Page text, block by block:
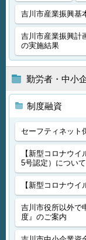
吉川市産業振興基
吉川市産業振興計
の実施結果
勤労者・中小
制度融資
セーフティネット
【新型コロナウ
5号認定）について
【新型コロナウ
吉川市役所以外で
度』のご案内